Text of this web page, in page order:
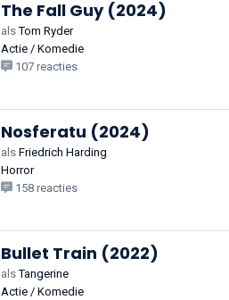
The Fall Guy (2024)
alsTom Ryder
Actie / Komedie
107 reacties
Nosferatu (2024)
als Friedrich Harding
Horror
158 reacties
Bullet Train (2022)
alsTangerine
Actie / Komedie